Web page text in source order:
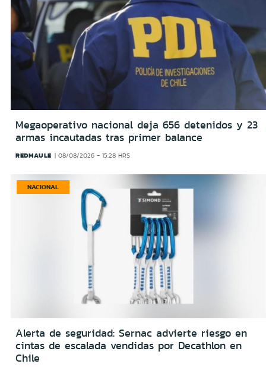
Megaoperativo nacional deja 656 detenidos y 23
armas incautadas tras primer balance
REDMAULE 08/08/2026 - 15:28 HRS
NACIONAL
Alerta de seguridad: Sernac advierte riesgo en
cintas de escalada vendidas por Decathlon en
Chile